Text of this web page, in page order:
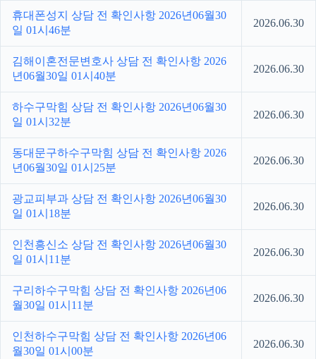
휴대폰성지 상담 전 확인사항 2026년06월30
일 01시46분
2026.06.30
김해이혼전문변호사 상담 전 확인사항 2026
년06월30일 01시40분
2026.06.30
하수구막힘 상담 전 확인사항 2026년06월30
일 01시32분
2026.06.30
동대문구하수구막힘 상담 전 확인사항 2026
년06월30일 01시25분
2026.06.30
광교피부과 상담 전 확인사항 2026년06월30
일 01시18분
2026.06.30
인천흥신소 상담 전 확인사항 2026년06월30
일 01시11분
2026.06.30
구리하수구막힘 상담 전 확인사항 2026년06
월30일 01시11분
2026.06.30
인천하수구막힘 상담 전 확인사항 2026년06
월30일 01시00분
2026.06.30